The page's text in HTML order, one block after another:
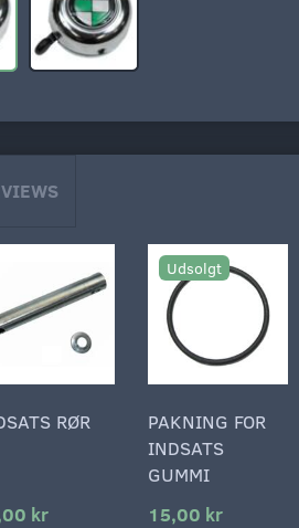
RØR
kr
Udsolgt
PAKNING FOR
INDSATS
GUMMI
15,00 kr